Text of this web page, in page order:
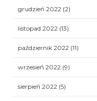
grudzień 2022 (2)
listopad 2022 (13)
październik 2022 (11)
wrzesień 2022 (9)
sierpień 2022 (5)